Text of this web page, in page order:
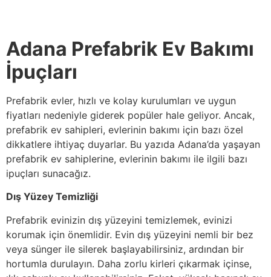
Adana Prefabrik Ev Bakımı
İpuçları
Prefabrik evler, hızlı ve kolay kurulumları ve uygun
fiyatları nedeniyle giderek popüler hale geliyor. Ancak,
prefabrik ev sahipleri, evlerinin bakımı için bazı özel
dikkatlere ihtiyaç duyarlar. Bu yazıda Adana’da yaşayan
prefabrik ev sahiplerine, evlerinin bakımı ile ilgili bazı
ipuçları sunacağız.
Dış Yüzey Temizliği
Prefabrik evinizin dış yüzeyini temizlemek, evinizi
korumak için önemlidir. Evin dış yüzeyini nemli bir bez
veya sünger ile silerek başlayabilirsiniz, ardından bir
hortumla durulayın. Daha zorlu kirleri çıkarmak içinse,